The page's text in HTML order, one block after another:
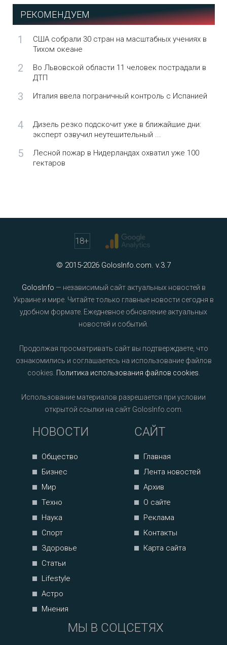
РЕКОМЕНДУЕМ
1
США собрали 30 стран на масштабных учениях в
Тихом океане
2
Во Львовской области 11 человек пострадали в
ДТП
3 Италия ввела пограничный контроль с Испанией
4
Дизель резко подскочит уже в ближайшие дни:
эксперт озвучил неутешительный ...
5
Лесной пожар в Нидерландах охватил уже 100
гектаров
18+
© 2015-2026 GolosInfo.com. v.3.7
GolosInfo — независимый сайт актуальных новостей в
Украине и мире. Читайте только главные новости сегодня в
удобном формате. Ежедневное обновление актуальных
новостей и событий.
Продолжая просматривать сайт вы подтверждаете, что
ознакомились и соглашаетесь на использование файлов
cookies. Политика использования файлов cookies
Использование материалов разрешается при условии
открытой ссылки на сайт GolosInfo.com.
НОВОСТИ
Общество
Бизнес
Мир
Техно
Наука
Спорт
Здоровье
Статьи
Lifestyle
Астро
Мнения
САЙТ
Главная
Лента новостей
Архив
О сайте
Реклама
Контакты
Карта сайта
МЫ В СОЦСЕТЯХ